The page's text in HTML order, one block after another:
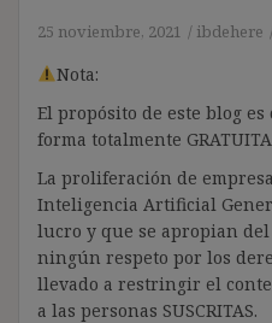
25 noviembre, 2021 ibdehere
Nota:
El propósito de este blog
forma totalmente
La proliferación de
Inteligencia Artificial
lucro y que se apropian
ningún respeto por los
llevado a restringir el
a las personas SUSCRITAS.